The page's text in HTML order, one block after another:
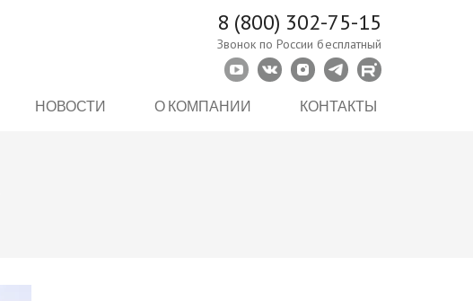
8 (800) 302-75-15
Звонок по России бесплатный
НОВОСТИ О КОМПАНИИ КОНТАКТЫ